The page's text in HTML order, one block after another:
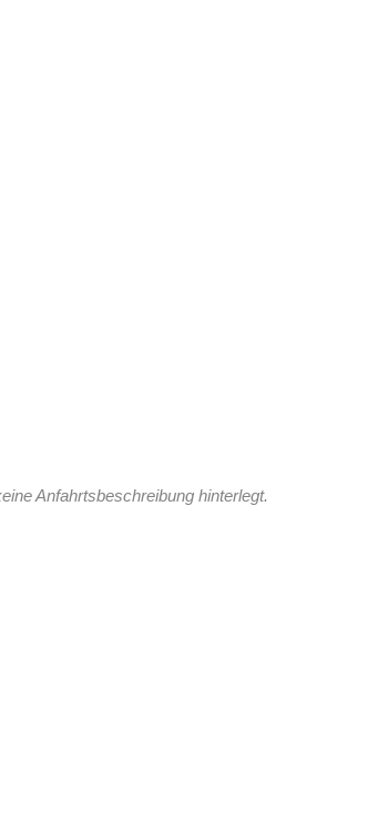
Anfahrtsbeschreibung hinterlegt.